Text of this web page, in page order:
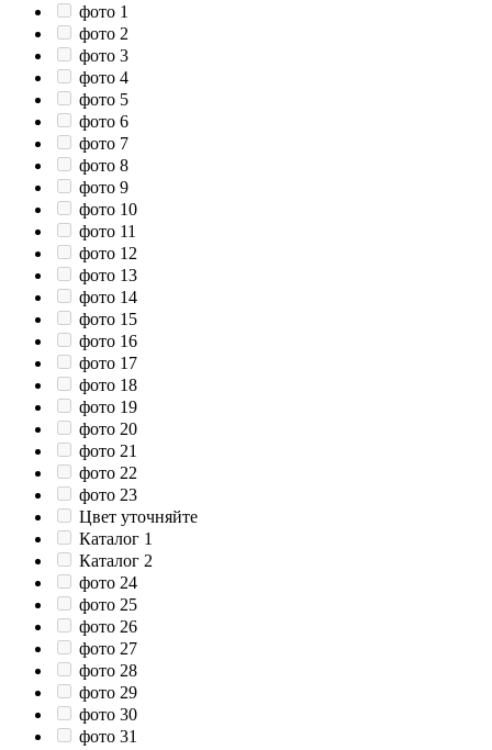
фото 1
фото 2
фото 3
фото 4
фото 5
фото 6
фото 7
фото 8
фото 9
фото 10
фото 11
фото 12
фото 13
фото 14
фото 15
фото 16
фото 17
фото 18
фото 19
фото 20
фото 21
фото 22
фото 23
Цвет уточняйте
Каталог 1
Каталог 2
фото 24
фото 25
фото 26
фото 27
фото 28
фото 29
фото 30
фото 31